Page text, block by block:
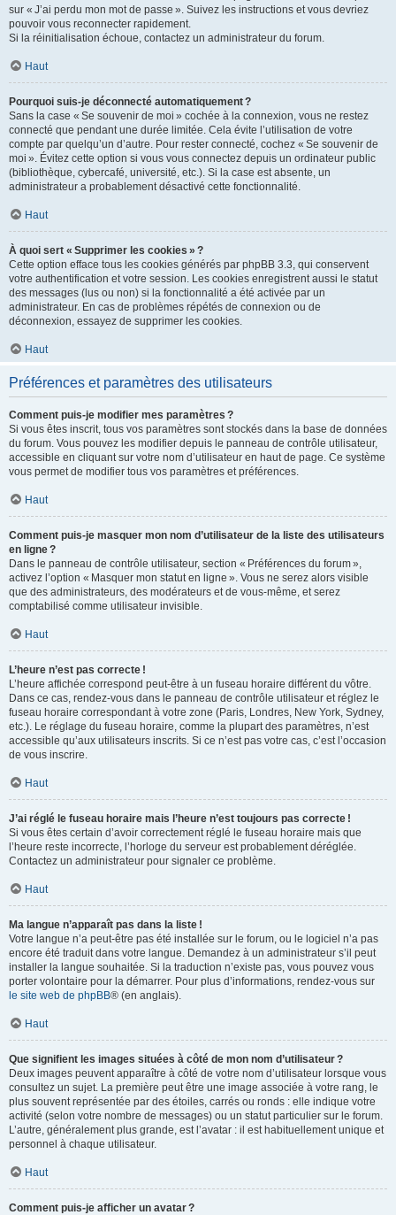
sur « J’ai perdu mon mot de passe ». Suivez les instructions et vous devriez
pouvoir vous reconnecter rapidement.
Si la réinitialisation échoue, contactez un administrateur du forum.
Haut
Pourquoi suis-je déconnecté automatiquement ?
Sans la case « Se souvenir de moi » cochée à la connexion, vous ne restez
connecté que pendant une durée limitée. Cela évite l’utilisation de votre
compte par quelqu’un d’autre. Pour rester connecté, cochez « Se souvenir de
moi ». Évitez cette option si vous vous connectez depuis un ordinateur public
(bibliothèque, cybercafé, université, etc.). Si la case est absente, un
administrateur a probablement désactivé cette fonctionnalité.
Haut
À quoi sert « Supprimer les cookies » ?
Cette option efface tous les cookies générés par phpBB 3.3, qui conservent
votre authentification et votre session. Les cookies enregistrent aussi le statut
des messages (lus ou non) si la fonctionnalité a été activée par un
administrateur. En cas de problèmes répétés de connexion ou de
déconnexion, essayez de supprimer les cookies.
Haut
Préférences et paramètres des utilisateurs
Comment puis-je modifier mes paramètres ?
Si vous êtes inscrit, tous vos paramètres sont stockés dans la base de données
du forum. Vous pouvez les modifier depuis le panneau de contrôle utilisateur,
accessible en cliquant sur votre nom d’utilisateur en haut de page. Ce système
vous permet de modifier tous vos paramètres et préférences.
Haut
Comment puis-je masquer mon nom d’utilisateur de la liste des utilisateurs
en ligne ?
Dans le panneau de contrôle utilisateur, section « Préférences du forum »,
activez l’option « Masquer mon statut en ligne ». Vous ne serez alors visible
que des administrateurs, des modérateurs et de vous-même, et serez
comptabilisé comme utilisateur invisible.
Haut
L’heure n’est pas correcte !
L’heure affichée correspond peut-être à un fuseau horaire différent du vôtre.
Dans ce cas, rendez-vous dans le panneau de contrôle utilisateur et réglez le
fuseau horaire correspondant à votre zone (Paris, Londres, New York, Sydney,
etc.). Le réglage du fuseau horaire, comme la plupart des paramètres, n’est
accessible qu’aux utilisateurs inscrits. Si ce n’est pas votre cas, c’est l’occasion
de vous inscrire.
Haut
J’ai réglé le fuseau horaire mais l’heure n’est toujours pas correcte !
Si vous êtes certain d’avoir correctement réglé le fuseau horaire mais que
l’heure reste incorrecte, l’horloge du serveur est probablement déréglée.
Contactez un administrateur pour signaler ce problème.
Haut
Ma langue n’apparaît pas dans la liste !
Votre langue n’a peut-être pas été installée sur le forum, ou le logiciel n’a pas
encore été traduit dans votre langue. Demandez à un administrateur s’il peut
installer la langue souhaitée. Si la traduction n’existe pas, vous pouvez vous
porter volontaire pour la démarrer. Pour plus d’informations, rendez-vous sur
le site web de phpBB® (en anglais).
Haut
Que signifient les images situées à côté de mon nom d’utilisateur ?
Deux images peuvent apparaître à côté de votre nom d’utilisateur lorsque vous
consultez un sujet. La première peut être une image associée à votre rang, le
plus souvent représentée par des étoiles, carrés ou ronds : elle indique votre
activité (selon votre nombre de messages) ou un statut particulier sur le forum.
L’autre, généralement plus grande, est l’avatar : il est habituellement unique et
personnel à chaque utilisateur.
Haut
Comment puis-je afficher un avatar ?